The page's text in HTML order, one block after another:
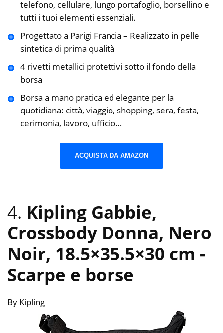
telefono, cellulare, lungo portafoglio, borsellino e
tutti i tuoi elementi essenziali.
Progettato a Parigi Francia – Realizzato in pelle
sintetica di prima qualità
4 rivetti metallici protettivi sotto il fondo della
borsa
Borsa a mano pratica ed elegante per la
quotidiana: città, viaggio, shopping, sera, festa,
cerimonia, lavoro, ufficio…
ACQUISTA DA AMAZON
4. Kipling Gabbie,
Crossbody Donna, Nero
Noir, 18.5×35.5×30 cm -
Scarpe e borse
By Kipling